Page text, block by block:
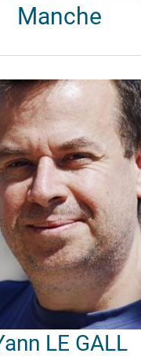
Manche
LE GALL